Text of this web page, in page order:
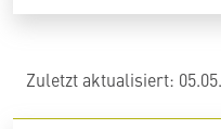
Zuletzt aktualisiert: